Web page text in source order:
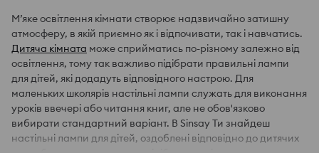
М’яке освітлення кімнати створює надзвичайно затишну
атмосферу, в якій приємно як і відпочивати, так і навчатись.
Дитяча кімната може сприйматись по-різному залежно від
освітлення, тому так важливо підібрати правильні лампи
для дітей, які додадуть відповідного настрою. Для
маленьких школярів настільні лампи служать для виконання
уроків ввечері або читання книг, але не обов'язково
вибирати стандартний варіант. В Sinsay Ти знайдеш
настільні лампи для дітей, оздоблені відповідно до дитячих